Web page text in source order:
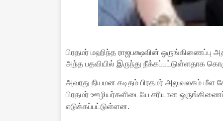
பிரதமர் மஹிந்த ராஜபக்ஷவின் ஒருங்கிணைப்பு
அந்த பதவியில் இருந்து நீக்கப்பட்டுள்ளதாக
அவரது நியமன கடிதம் பிரதமர் அலுவலகம் மீள
பிரதமர் ஊழியர்களிடையே சரியான
எடுக்கப்பட்டுள்ளன.